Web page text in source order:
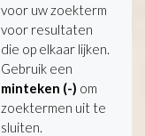
voor uw zoekterm
voor resultaten
die op elkaar lijken.
Gebruik een
minteken (-) om
zoektermen uit te
sluiten.